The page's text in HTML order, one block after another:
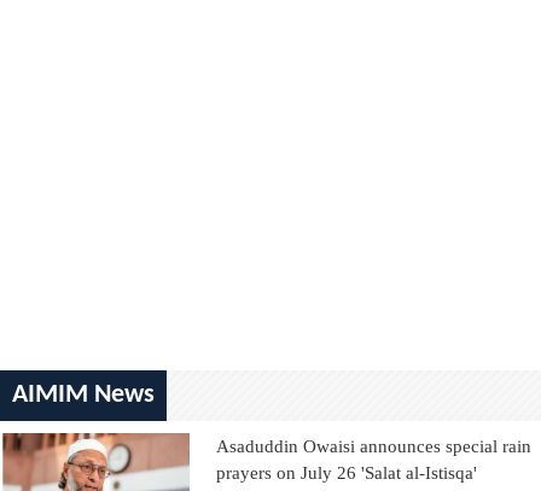
AIMIM News
Asaduddin Owaisi announces special rain
prayers on July 26 'Salat al-Istisqa'